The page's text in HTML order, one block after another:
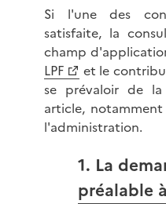
Si l'une des
satisfaite, la
champ
LPF
et le
se prévaloir de
article,
l'administration.
1. La
préalable